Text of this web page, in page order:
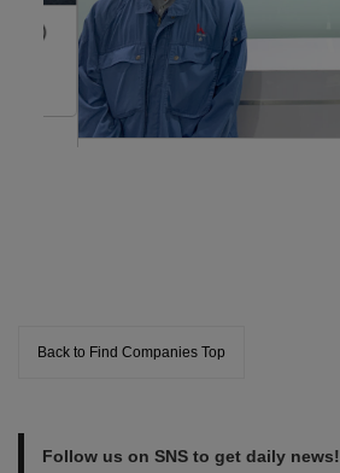
Back to Find Companies Top
Follow us on SNS to get daily news!